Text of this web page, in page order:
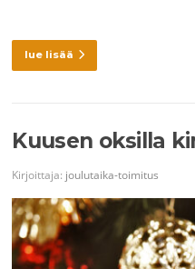
lue lisää
Kuusen oksilla
Kirjoittaja: joulutaika-toimitus